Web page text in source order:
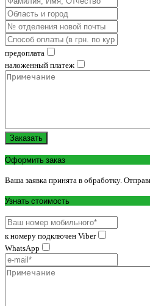
предоплата
наложенный платеж
Заказать
Оформить заказ
Ваша заявка принята в обработку.
Узнать стоимость
к номеру подключен Viber
WhatsApp